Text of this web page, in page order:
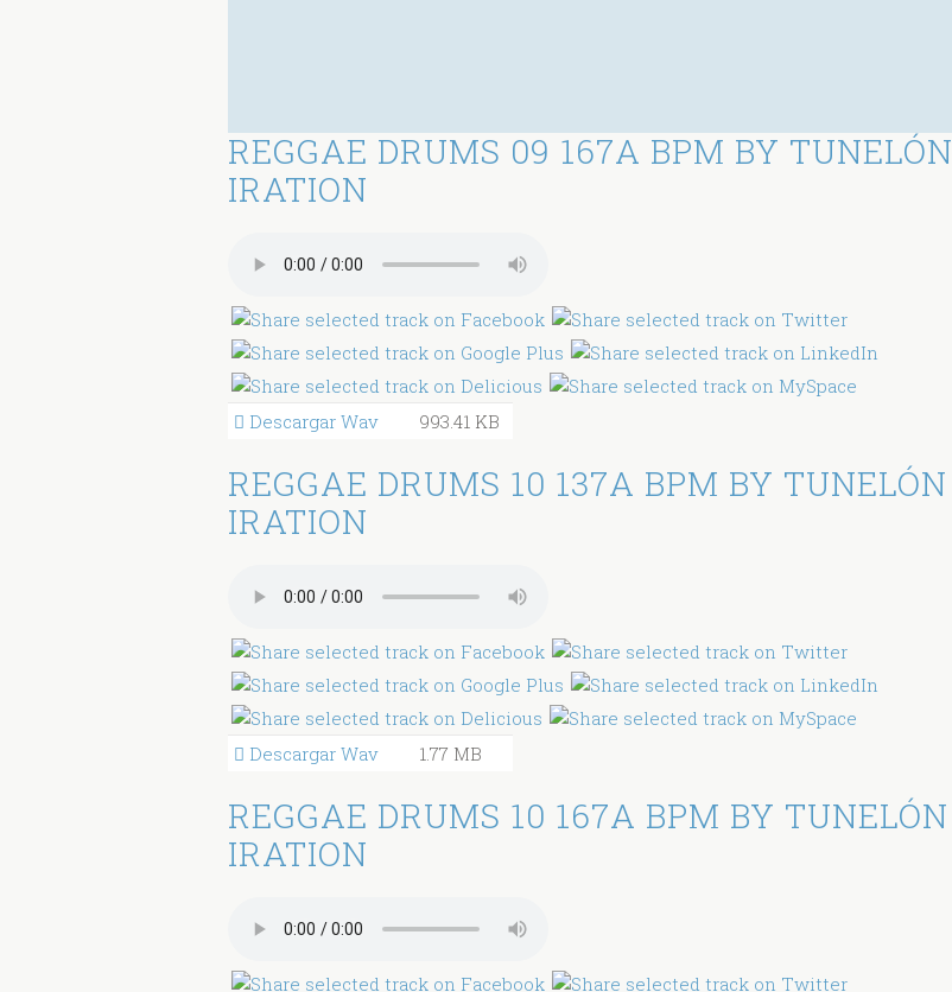
REGGAE DRUMS 09 167A BPM BY TUNELÓN
IRATION
Descargar Wav 993.41 KB
REGGAE DRUMS 10 137A BPM BY TUNELÓN
IRATION
Descargar Wav 1.77 MB
REGGAE DRUMS 10 167A BPM BY TUNELÓN
IRATION